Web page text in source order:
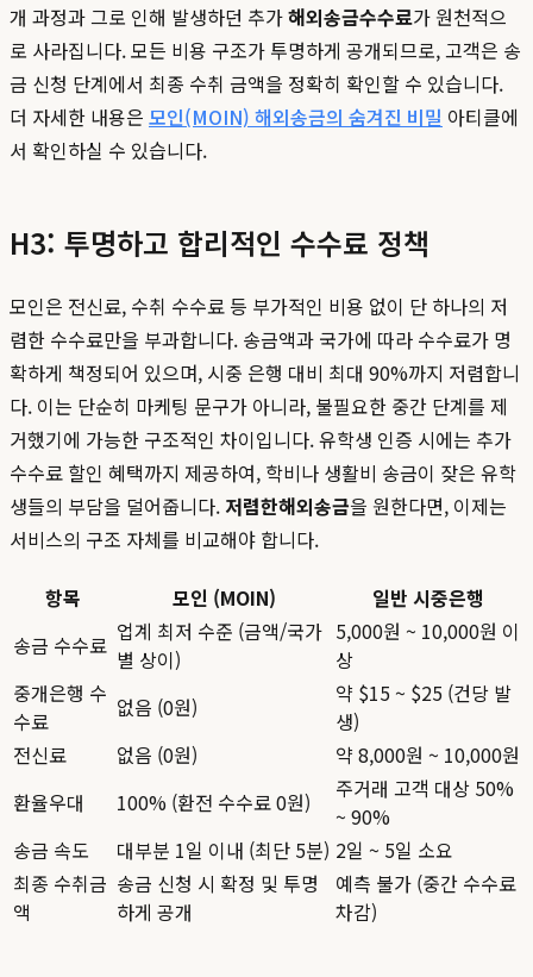
개 과정과 그로 인해 발생하던 추가해외송금수수료가 원천적으
로 사라집니다. 모든 비용 구조가 투명하게 공개되므로, 고객은 송
금 신청 단계에서 최종 수취 금액을 정확히 확인할 수 있습니다.
더 자세한 내용은 모인(MOIN) 해외송금의 숨겨진 비밀 아티클에
서 확인하실 수 있습니다.
H3: 투명하고 합리적인 수수료 정책
모인은 전신료, 수취 수수료 등 부가적인 비용 없이 단 하나의 저
렴한 수수료만을 부과합니다. 송금액과 국가에 따라 수수료가 명
확하게 책정되어 있으며, 시중 은행 대비 최대 90%까지 저렴합니
다. 이는 단순히 마케팅 문구가 아니라, 불필요한 중간 단계를 제
거했기에 가능한 구조적인 차이입니다. 유학생 인증 시에는 추가
수수료 할인 혜택까지 제공하여, 학비나 생활비 송금이 잦은 유학
생들의 부담을 덜어줍니다. 저렴한해외송금을 원한다면, 이제는
서비스의 구조 자체를 비교해야 합니다.
항목 모인 (MOIN)
일반 시중은행
송금 수수료 업계 최저 수준 (금액/국가
별 상이)
5,000원 ~ 10,000원 이
상
중개은행 수
수료
없음 (0원)
약 $15 ~ $25 (건당 발
생)
전신료
없음 (0원)
약 8,000원 ~ 10,000원
환율우대
100% (환전 수수료 0원)
주거래 고객 대상 50%
~ 90%
송금 속도
대부분 1일 이내 (최단 5분) 2일 ~ 5일 소요
최종 수취금
액
송금 신청 시 확정 및 투명
하게 공개
예측 불가 (중간 수수료
차감)